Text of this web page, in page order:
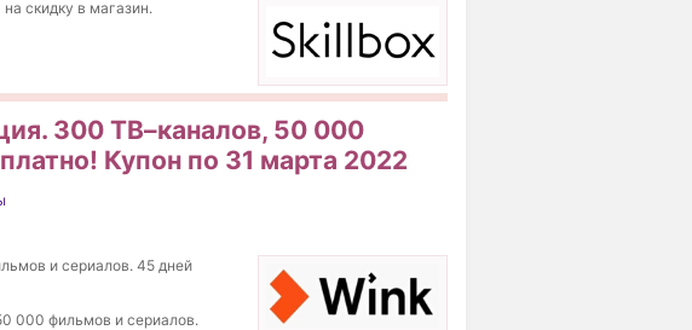
скидку в магазин.
300 ТВ–каналов, 50 000
Купон по 31 марта 2022
и сериалов. 45 дней
000 фильмов и сериалов.